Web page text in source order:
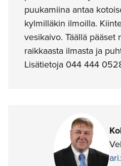
puukamiina antaa
kylmilläkin ilmoilla.
vesikaivo. Täällä pääset
raikkaasta ilmasta ja
Lisätietoja 044 444